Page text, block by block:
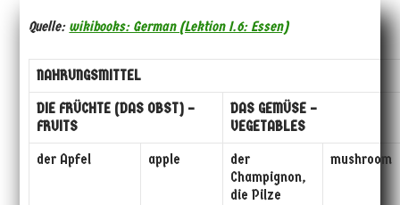
Quelle: wikibooks: German (Lektion I.6: Essen)
NAHRUNGSMITTEL
DIE FRÜCHTE (DAS OBST) –
FRUITS
DAS GEMÜSE –
VEGETABLES
der Apfel
apple
der
Champignon,
die Pilze
mushroom